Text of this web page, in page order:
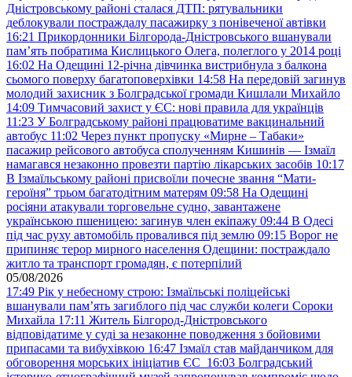
Дністровському районі сталася ДТП: рятувальники
деблокували постраждалу пасажирку з понівеченої автівки
16:21 Прикордонники Білгорода-Дністровського вшанували
пам’ять побратима Кислицького Олега, полеглого у 2014 році
16:02 На Одещині 12-річна дівчинка вистрибнула з балкона
сьомого поверху багатоповерхівки 14:58 На передовій загинув
молодий захисник з Болградської громади Кишлали Михайло
14:09 Тимчасовий захист у ЄС: нові правила для українців
11:23 У Болградському районі працюватиме вакцинальний
автобус 11:02 Через пункт пропуску «Мирне – Табаки»
пасажир рейсового автобуса сполученням Кишинів — Ізмаїл
намагався незаконно провезти партію лікарських засобів 10:17
В Ізмаїльському районі присвоїли почесне звання “Мати-
героїня” трьом багатодітним матерям 09:58 На Одещині
росіяни атакували торговельне судно, завантажене
українською пшеницею: загинув член екіпажу 09:44 В Одесі
під час руху автомобіль провалився під землю 09:15 Ворог не
припиняє терор мирного населення Одещини: постраждало
житло та транспорт громадян, є потерпілий
05/08/2026
17:49 Рік у небесному строю: Ізмаїльські поліцейські
вшанували пам’ять загиблого під час служби колеги Сороки
Михайла 17:11 Житель Білгород-Дністровського
відповідатиме у суді за незаконне поводження з бойовими
припасами та вибухівкою 16:47 Ізмаїл став майданчиком для
обговорення морських ініціатив ЄС 16:03 Болградський